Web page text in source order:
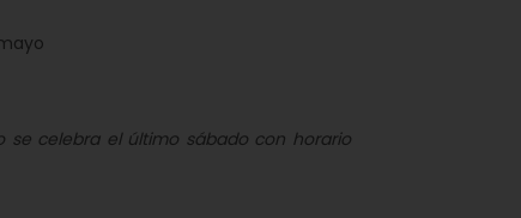
se celebra el último sábado con horario